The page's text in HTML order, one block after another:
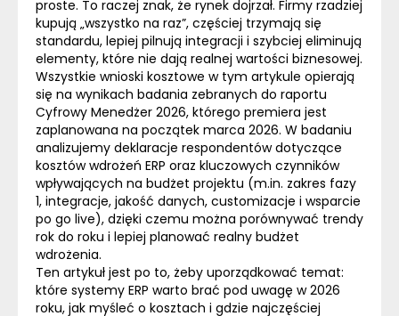
proste. To raczej znak, że rynek dojrzał. Firmy rzadziej
kupują „wszystko na raz”, częściej trzymają się
standardu, lepiej pilnują integracji i szybciej eliminują
elementy, które nie dają realnej wartości biznesowej.
Wszystkie wnioski kosztowe w tym artykule opierają
się na wynikach badania zebranych do raportu
Cyfrowy Menedżer 2026, którego premiera jest
zaplanowana na początek marca 2026. W badaniu
analizujemy deklaracje respondentów dotyczące
kosztów wdrożeń ERP oraz kluczowych czynników
wpływających na budżet projektu (m.in. zakres fazy
1, integracje, jakość danych, customizacje i wsparcie
po go live), dzięki czemu można porównywać trendy
rok do roku i lepiej planować realny budżet
wdrożenia.
Ten artykuł jest po to, żeby uporządkować temat:
które systemy ERP warto brać pod uwagę w 2026
roku, jak myśleć o kosztach i gdzie najczęściej